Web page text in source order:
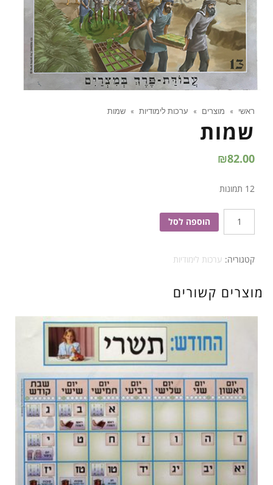
ראשי » מוצרים » ערכות לימודיות » שמות
שמות
₪82.00
12 תמונות
כמות
של
הוספה לסל
קטגוריה: ערכות לימודיות
מוצרים קשורים